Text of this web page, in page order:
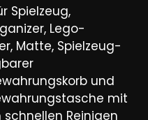
Spielzeug,
Lego-
Matte, Spielzeug-
und
mit
Reinigen